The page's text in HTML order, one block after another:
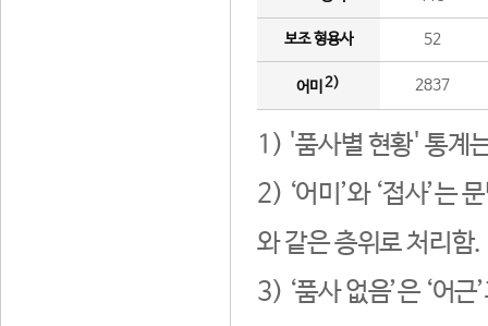
보조 형용사 52
어미 2) 2837
1) '품사별 현황' 통계
2) ‘어미’와 ‘접사’는
와 같은 층위로 처리함.
3) ‘품사 없음’은 ‘어